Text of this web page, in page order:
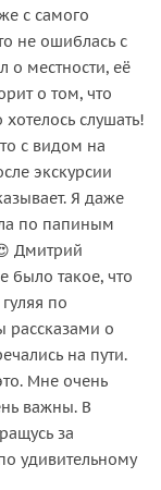
с самого
не ошиблась с
о местности, её
о том, что
слушать!
с видом на
экскурсии
Я даже
по папиным
Дмитрий
было такое, что
по
рассказами о
на пути.
Мне очень
важны. В
за
удивительному